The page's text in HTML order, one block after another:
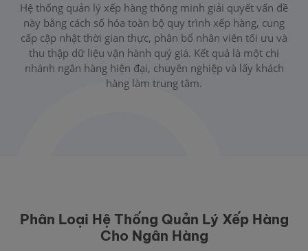
Hệ thống quản lý xếp hàng thông minh giải quyết vấn đề
này bằng cách số hóa toàn bộ quy trình xếp hàng, cung
cấp cập nhật thời gian thực, phân bổ nhân viên tối ưu và
thu thập dữ liệu vận hành quý giá. Kết quả là một chi
nhánh ngân hàng hiện đại, chuyên nghiệp và lấy khách
hàng làm trung tâm.
Phân Loại Hệ Thống Quản Lý Xếp Hàng
Cho Ngân Hàng